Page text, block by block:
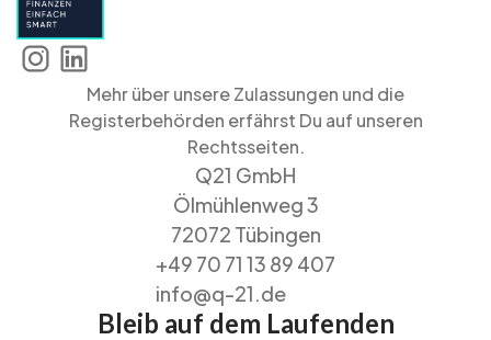
Mehr über unsere Zulassungen und die
Registerbehörden erfährst Du auf unseren
Rechtsseiten.
Q21 GmbH
Ölmühlenweg 3
72072 Tübingen
+49 70 71 13 89 407
info@q-21.de
Bleib auf dem Laufenden